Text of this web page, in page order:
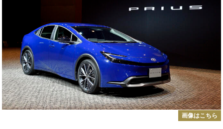
画像はこちら